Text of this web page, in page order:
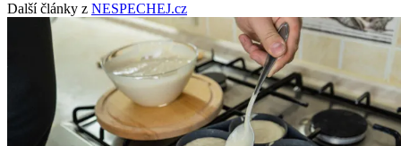
Další články z NESPECHEJ.cz